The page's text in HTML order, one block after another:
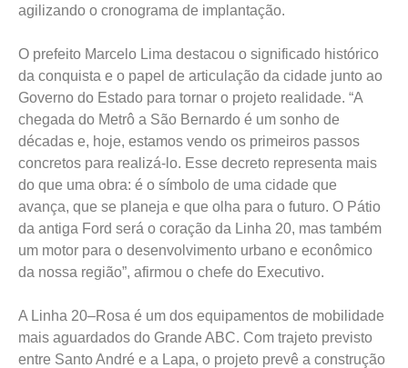
agilizando o cronograma de implantação.
O prefeito Marcelo Lima destacou o significado histórico
da conquista e o papel de articulação da cidade junto ao
Governo do Estado para tornar o projeto realidade. “A
chegada do Metrô a São Bernardo é um sonho de
décadas e, hoje, estamos vendo os primeiros passos
concretos para realizá-lo. Esse decreto representa mais
do que uma obra: é o símbolo de uma cidade que
avança, que se planeja e que olha para o futuro. O Pátio
da antiga Ford será o coração da Linha 20, mas também
um motor para o desenvolvimento urbano e econômico
da nossa região”, afirmou o chefe do Executivo.
A Linha 20–Rosa é um dos equipamentos de mobilidade
mais aguardados do Grande ABC. Com trajeto previsto
entre Santo André e a Lapa, o projeto prevê a construção